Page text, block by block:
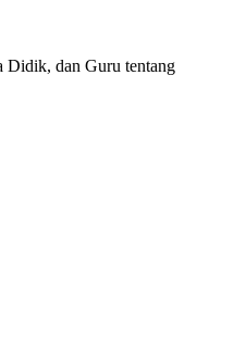
Didik, dan Guru tentang